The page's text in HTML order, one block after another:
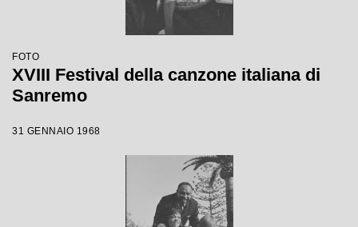
FOTO
XVIII Festival della canzone italiana di
Sanremo
31 GENNAIO 1968